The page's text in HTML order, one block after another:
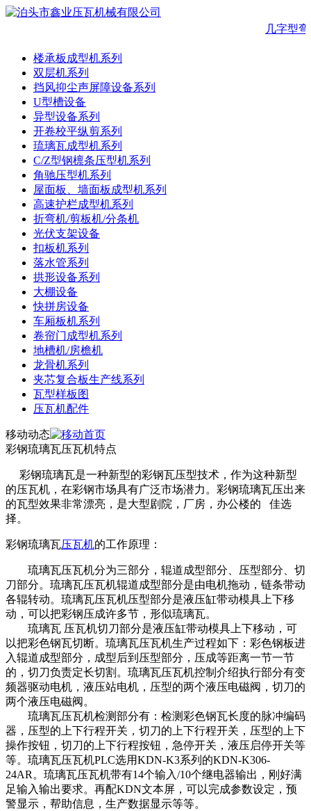
几字型
楼承板成型机系列
双层机系列
挡风抑尘声屏障设备系列
U型槽设备
异型设备系列
开卷校平纵剪系列
琉璃瓦成型机系列
C/Z型钢檩条压型机系列
角驰压型机系列
屋面板、墙面板成型机系列
高速护栏成型机系列
折弯机/剪板机/分条机
光伏支架设备
扣板机系列
落水管系列
拱形设备系列
大棚设备
快拼房设备
车厢板机系列
卷帘门成型机系列
地槽机/房檐机
龙骨机系列
夹芯复合板生产线系列
瓦型样板图
压瓦机配件
移动动态
彩钢琉璃瓦压瓦机特点
彩钢琉璃瓦是一种新型的彩钢瓦压型技术，作为这种新型
的压瓦机，在彩钢市场具有广泛市场潜力。彩钢琉璃瓦压出来
的瓦型效果非常漂亮，是大型剧院，厂房，办公楼的 佳选
择。
彩钢琉璃瓦压瓦机的工作原理：
琉璃瓦压瓦机分为三部分，辊道成型部分、压型部分、切
刀部分。琉璃瓦压瓦机辊道成型部分是由电机拖动，链条带动
各辊转动。琉璃瓦压瓦机压型部分是液压缸带动模具上下移
动，可以把彩钢压成许多节，形似琉璃瓦。
琉璃瓦 压瓦机切刀部分是液压缸带动模具上下移动，可
以把彩色钢瓦切断。琉璃瓦压瓦机生产过程如下：彩色钢板进
入辊道成型部分，成型后到压型部分，压成等距离一节一节
的，切刀负责定长切割。琉璃瓦压瓦机控制介绍执行部分有变
频器驱动电机，液压站电机，压型的两个液压电磁阀，切刀的
两个液压电磁阀。
琉璃瓦压瓦机检测部分有：检测彩色钢瓦长度的脉冲编码
器，压型的上下行程开关，切刀的上下行程开关，压型的上下
操作按钮，切刀的上下行程按钮，急停开关，液压启停开关等
等。琉璃瓦压瓦机PLC选用KDN-K3系列的KDN-K306-
24AR。琉璃瓦压瓦机带有14个输入/10个继电器输出，刚好满
足输入输出要求。再配KDN文本屏，可以完成参数设定，预
警显示，帮助信息，生产数据显示等等。